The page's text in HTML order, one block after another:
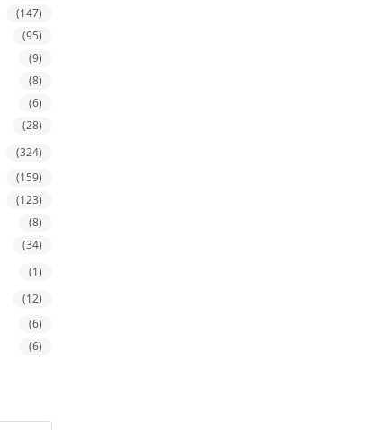
(147)
(95)
(9)
(8)
(6)
(28)
(324)
(159)
(123)
(8)
(34)
(1)
(12)
(6)
(6)